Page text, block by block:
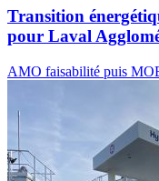
Transition
pour Laval
AMO faisabilité puis